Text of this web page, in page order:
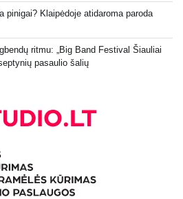
pinigai? Klaipėdoje atidaroma paroda
ritmu: „Big Band Festival Šiauliai
pasaulio šalių